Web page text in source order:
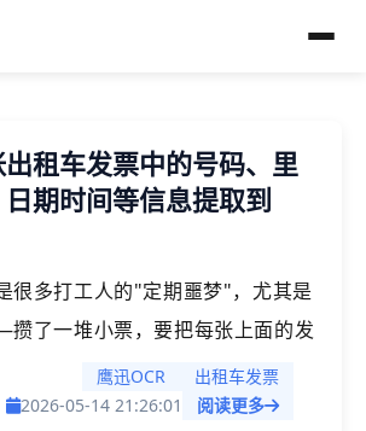
租车发票中的号码、里
期时间等信息提取到
很多打工人的"定期噩梦"，尤其是
了一堆小票，要把每张上面的发
期、里程、金额这些信息一条条录
才能提交给财务。票少还好说，赶
鹰迅OCR
出租车发票
2026-05-14 21:26:01
阅读更多